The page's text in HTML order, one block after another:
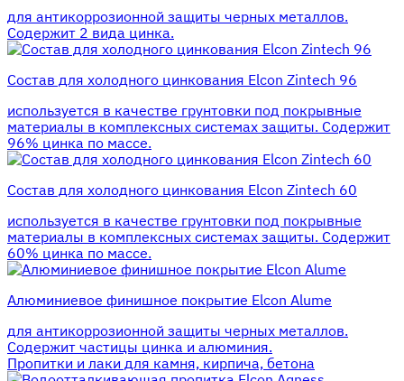
для антикоррозионной защиты черных металлов.
Содержит 2 вида цинка.
Состав для холодного цинкования Elcon Zintech 96
используется в качестве грунтовки под покрывные
материалы в комплексных системах защиты. Cодержит
96% цинка по массе.
Состав для холодного цинкования Elcon Zintech 60
используется в качестве грунтовки под покрывные
материалы в комплексных системах защиты. Cодержит
60% цинка по массе.
Алюминиевое финишное покрытие Elcon Alume
для антикоррозионной защиты черных металлов.
Содержит частицы цинка и алюминия.
Пропитки и лаки для камня, кирпича, бетона